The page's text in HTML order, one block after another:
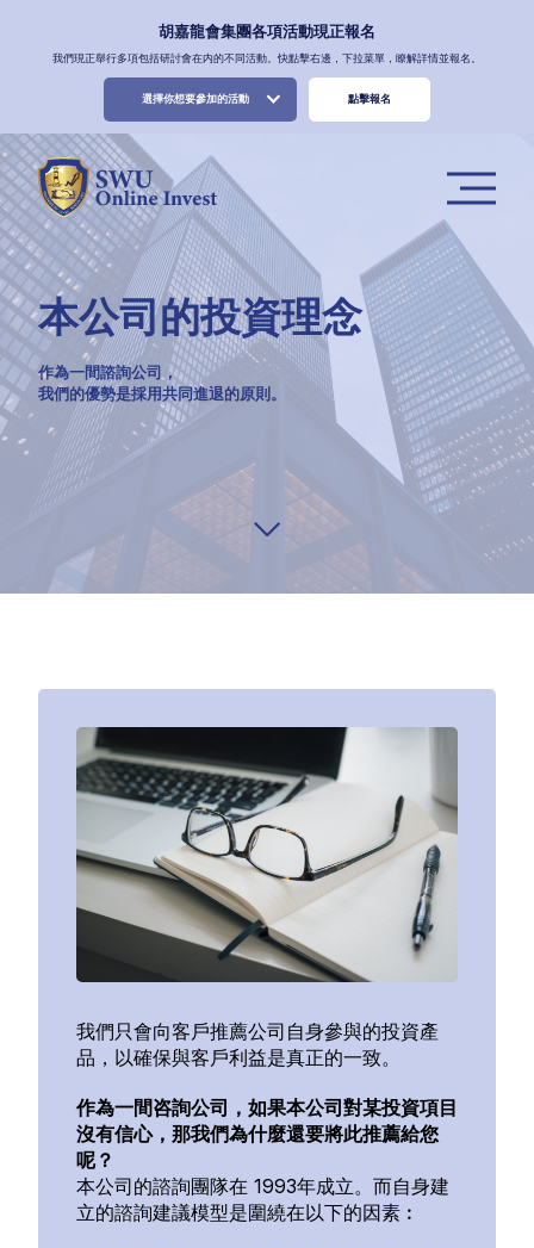
胡嘉龍會集團各項活動現正報名
我們現正舉行多項包括研討會在内的不同活動。快點擊右邊，下拉菜單，瞭解詳情並報名。
選擇你想要參加的活動 點擊報名
本公司的投資理念
作為一間諮詢公司，
我們的優勢是採用共同進退的原則。
我們只會向客戶推薦公司自身參與的投資產
品，以確保與客戶利益是真正的一致。
作為一間咨詢公司，如果本公司對某投資項目
沒有信心，那我們為什麼還要將此推薦給您
呢？
本公司的諮詢團隊在 1993年成立。而自身建
立的諮詢建議模型是圍繞在以下的因素︰